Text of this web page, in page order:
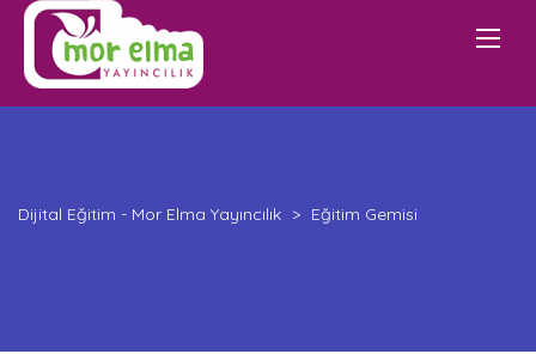
Dijital Eğitim - Mor Elma Yayıncılık > Eğitim Gemisi